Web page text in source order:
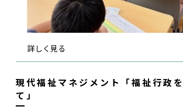
詳しく見る
現代福祉マネジメント「福祉行政
て」